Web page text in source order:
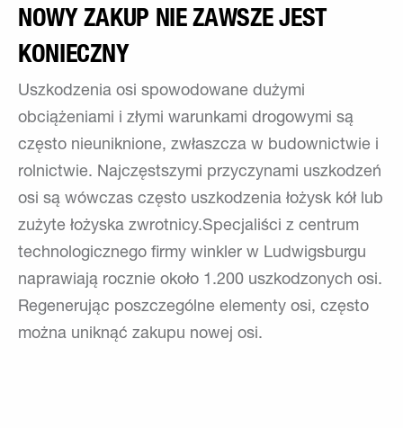
NOWY ZAKUP NIE ZAWSZE JEST
KONIECZNY
Uszkodzenia osi spowodowane dużymi
obciążeniami i złymi warunkami drogowymi są
często nieuniknione, zwłaszcza w budownictwie i
rolnictwie. Najczęstszymi przyczynami uszkodzeń
osi są wówczas często uszkodzenia łożysk kół lub
zużyte łożyska zwrotnicy.Specjaliści z centrum
technologicznego firmy winkler w Ludwigsburgu
naprawiają rocznie około 1.200 uszkodzonych osi.
Regenerując poszczególne elementy osi, często
można uniknąć zakupu nowej osi.